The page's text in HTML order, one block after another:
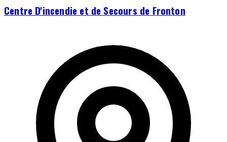
Centre D'incendie et de Secours de Fronton